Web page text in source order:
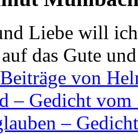
Liebe will
das Gute
von
– Gedicht vom
–